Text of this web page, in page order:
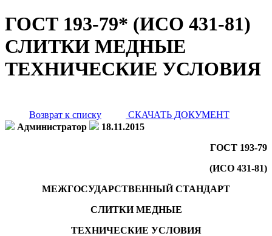
ГОСТ 193-79* (ИСО 431-81)
СЛИТКИ МЕДНЫЕ
ТЕХНИЧЕСКИЕ УСЛОВИЯ
Возврат к списку
СКАЧАТЬ ДОКУМЕНТ
Администратор
18.11.2015
ГОСТ 193-79
(ИСО 431-81)
МЕЖГОСУДАРСТВЕННЫЙ СТАНДАРТ
СЛИТКИ МЕДНЫЕ
ТЕХНИЧЕСКИЕ УСЛОВИЯ